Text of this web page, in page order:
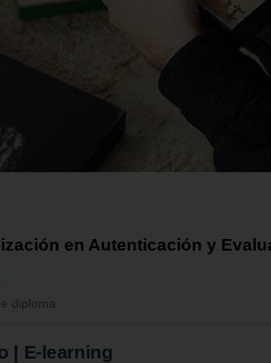
en Autenticación y
diploma
| E-learning